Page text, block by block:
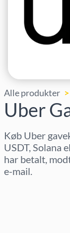
Alle produkter
Uber
Køb Uber
USDT, Solana
har betalt,
e-mail.